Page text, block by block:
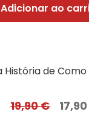
Adicionar ao
19,90€ 17,90